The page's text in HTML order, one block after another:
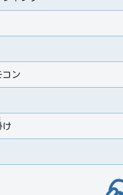
コン
け